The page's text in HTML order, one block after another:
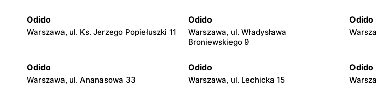
Odido
Warszawa, ul. Ks. Jerzego Popiełuszki 11
Odido
Warszawa, ul. Władysława
Broniewskiego 9
Odido
Odido
Warszawa, ul. Ananasowa 33
Odido
Warszawa, ul. Lechicka 15
Odido